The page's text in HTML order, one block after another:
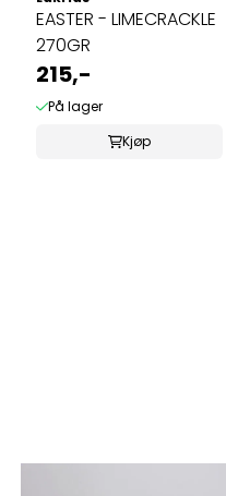
EASTER - LIMECRACKLE
270GR
215,-
På lager
Kjøp